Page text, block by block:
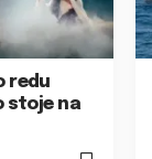
redu
stoje na